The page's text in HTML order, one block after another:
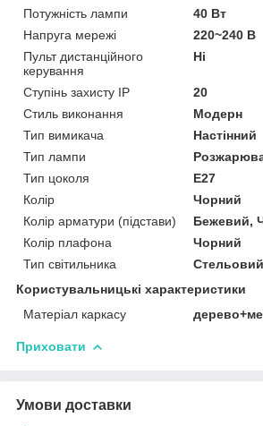
Потужність лампи
40 Вт
Напруга мережі
220~240 В
Пульт дистанційного
керування
Ні
Ступінь захисту IP
20
Стиль виконання
Модерн
Тип вимикача
Настінний
Тип лампи
Тип цоколя
E27
Колір
Чорний
Колір арматури (підстави)
Бежевий,
Колір плафона
Чорний
Тип світильника
Стельовий
Користувальницькі характеристики
Матеріал каркасу
Приховати
Умови доставки